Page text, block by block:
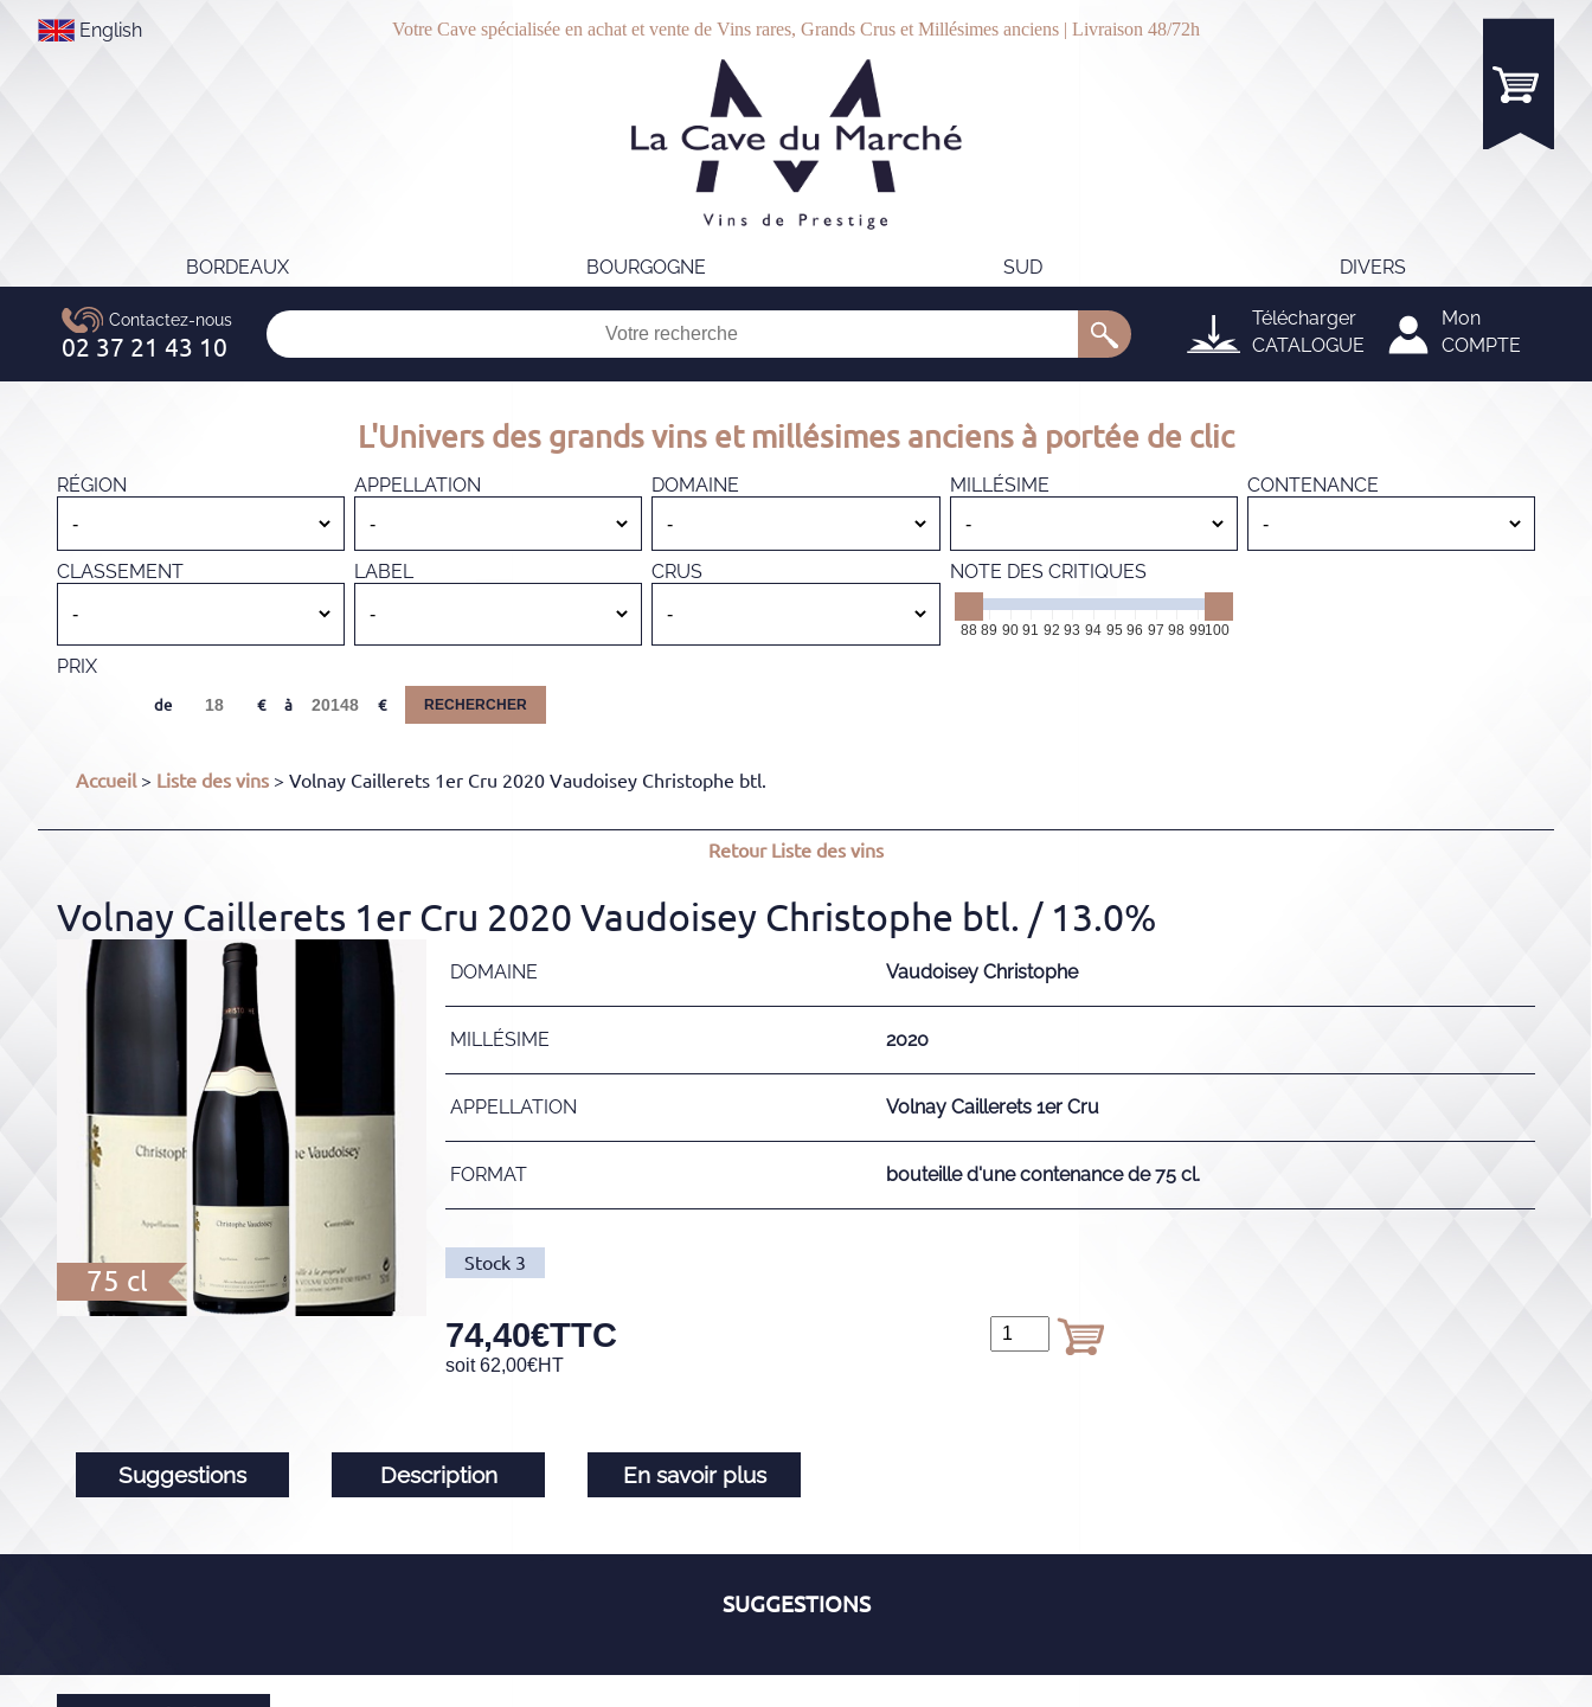
English Votre Cave spécialisée en achat et vente de Vins rares, Grands Crus et Millésimes anciens | Livraison 48/72h
BORDEAUX BOURGOGNE SUD DIVERS
Télécharger
CATALOGUE
Mon
COMPTE
L'Univers des grands vins et millésimes anciens à portée de clic
RÉGION APPELLATION DOMAINE MILLÉSIME CONTENANCE
CLASSEMENT LABEL CRUS NOTE DES CRITIQUES
88 89 90 91 92 93 94 95 96 97 98 99100
PRIX
de à RECHERCHER
Accueil> Liste des vins > Volnay Caillerets 1er Cru 2020 Vaudoisey Christophe btl.
RetourListe des vins
Volnay Caillerets 1er Cru 2020 Vaudoisey Christophe btl. / 13.0%
75 cl
DOMAINE Vaudoisey Christophe
MILLÉSIME 2020
APPELLATION Volnay Caillerets 1er Cru
FORMAT bouteille d'une contenance de 75 cl.
Stock 3
74,40€TTC
soit 62,00€HT
Suggestions Description En savoir plus
SUGGESTIONS